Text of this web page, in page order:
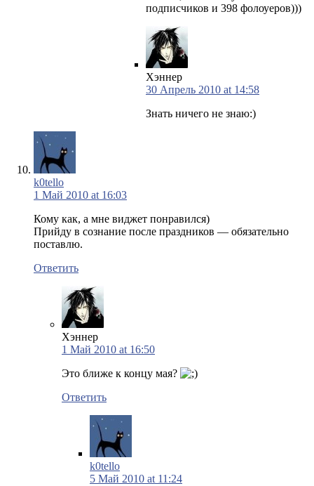
подписчиков и 398 фолоуеров)))
Хэннер
30 Апрель 2010 at 14:58
Знать ничего не знаю:)
k0tello
1 Май 2010 at 16:03
Кому как, а мне виджет понравился)
Прийду в сознание после праздников — обязательно
поставлю.
Ответить
Хэннер
1 Май 2010 at 16:50
Это ближе к концу мая?
Ответить
k0tello
5 Май 2010 at 11:24